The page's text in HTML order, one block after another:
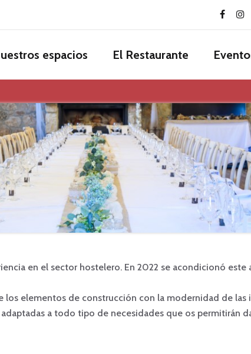
espacios El Restaurante
en el sector hostelero. En 2022 se acondicionó
los elementos de construcción con la modernidad de
a todo tipo de necesidades que os permitirán